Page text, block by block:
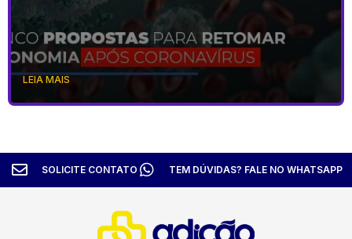
LEIA MAIS
SOLICITE CONTATO TEM DÚVIDAS? FALE NO WHATSAPP